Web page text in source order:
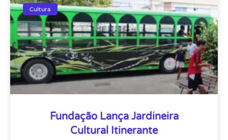
Cultura
Fundação Lança Jardineira
Cultural Itinerante